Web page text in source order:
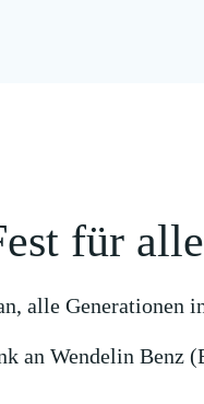
für
alle Generationen
an Wendelin Benz